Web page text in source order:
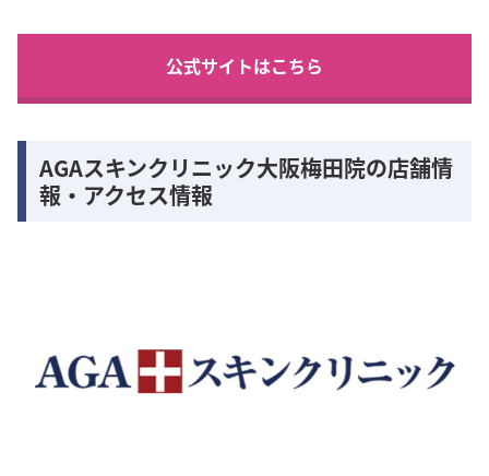
公式サイトはこちら
AGAスキンクリニック大阪梅田院の店舗情
報・アクセス情報